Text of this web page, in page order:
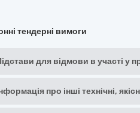
тендерні вимоги
для відмови в участі у
про інші технічні,